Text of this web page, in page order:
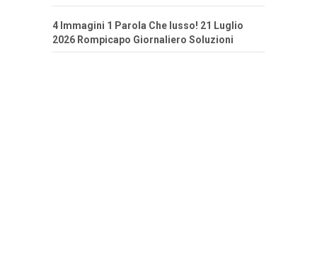
4 Immagini 1 Parola Che lusso! 21 Luglio
2026 Rompicapo Giornaliero Soluzioni